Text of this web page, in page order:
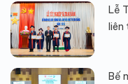
Lễ
Bế